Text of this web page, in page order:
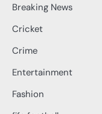
Breaking News
Cricket
Crime
Entertainment
Fashion